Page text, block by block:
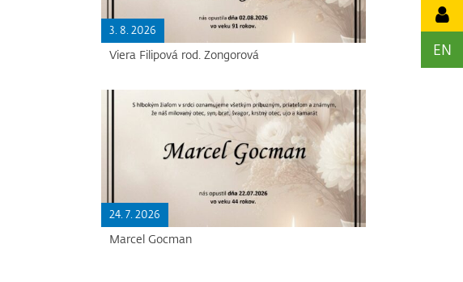
EN
3. 8. 2026
Viera Filipová rod. Zongorová
24. 7. 2026
Marcel Gocman